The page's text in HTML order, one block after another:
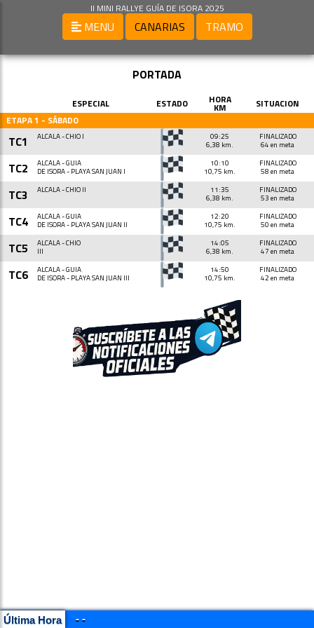
II MINI RALLYE GUÍA DE ISORA 2025
MENU CANARIAS TRAMO
PORTADA
ESPECIAL ESTADO HORA
KM
SITUACION
ETAPA 1 - SÁBADO
TC1 ALCALÁ - CHÍO I
09:25
6,38 km.
FINALIZADO
64 en meta
TC2
ALCALÁ - GUÍA
DE ISORA - PLAYA SAN JUAN I
10:10
10,75 km.
FINALIZADO
58 en meta
TC3 ALCALÁ - CHÍO II
11:35
6,38 km.
FINALIZADO
53 en meta
TC4
ALCALÁ - GUÍA
DE ISORA - PLAYA SAN JUAN II
12:20
10,75 km.
FINALIZADO
50 en meta
TC5
ALCALÁ - CHÍO
III
14:05
6,38 km.
FINALIZADO
47 en meta
TC6
ALCALÁ - GUÍA
DE ISORA - PLAYA SAN JUAN III
14:50
10,75 km.
FINALIZADO
42 en meta
Última Hora - -